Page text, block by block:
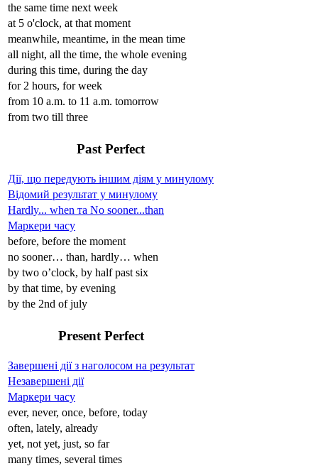
the same time next week
at 5 o'clock, at that moment
meanwhile, meantime, in the mean time
all night, all the time, the whole evening
during this time, during the day
for 2 hours, for week
from 10 a.m. to 11 a.m. tomorrow
from two till three
Past Perfect
Дії, що передують іншим діям у минулому
Відомий результат у минулому
Hardly... when та No sooner...than
Маркери часу
before, before the moment
no sooner… than, hardly… when
by two o’clock, by half past six
by that time, by evening
by the 2nd of july
Present Perfect
Завершені дії з наголосом на результат
Незавершені дії
Маркери часу
ever, never, once, before, today
often, lately, already
yet, not yet, just, so far
many times, several times